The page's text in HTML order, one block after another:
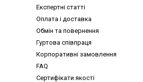
Експертні статті
Оплата і доставка
Обмін та повернення
Гуртова співпраця
Корпоративні замовлення
FAQ
Сертифікати якості